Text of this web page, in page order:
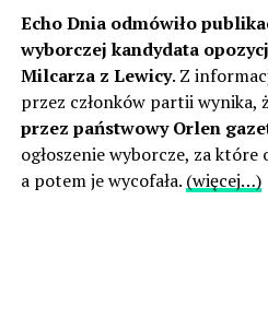
Echo Dnia odmówiło
wyborczej kandydata
Milcarza z Lewicy. Z
przez członków partii wynika,
przez państwowy Orlen
ogłoszenie wyborcze, za które
a potem je wycofała. (więcej…)